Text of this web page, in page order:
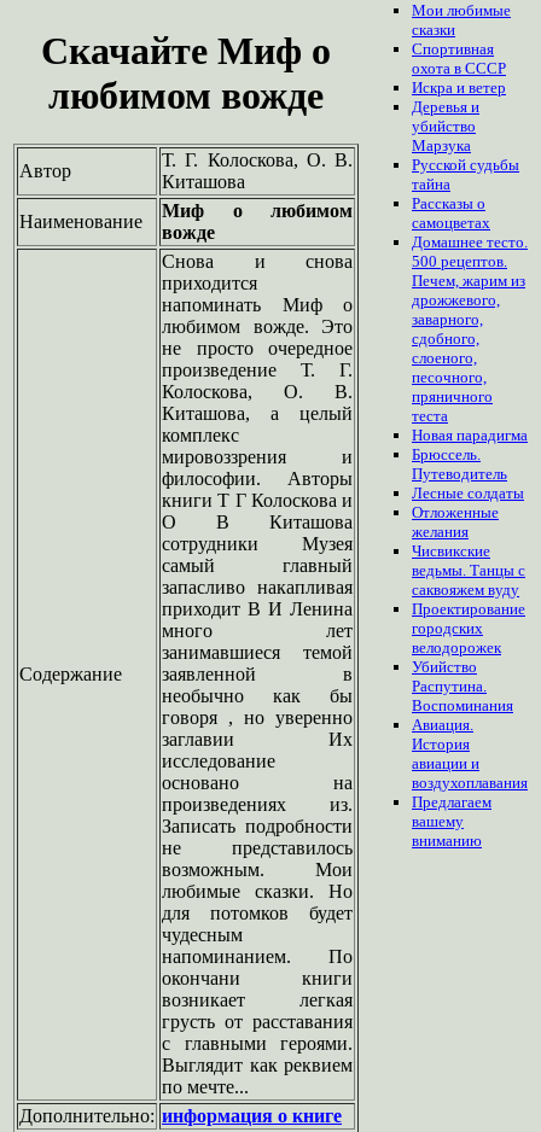
Скачайте Миф о
любимом вожде
Автор
Т. Г. Колоскова, О. В.
Киташова
Наименование
Миф о любимом
вожде
Содержание
Снова и снова
приходится
напоминать Миф о
любимом вожде. Это
не просто очередное
произведение Т. Г.
Колоскова, О. В.
Киташова, а целый
комплекс
мировоззрения и
философии. Авторы
книги Т Г Колоскова и
О В Киташова
сотрудники Музея
самый главный
запасливо накапливая
приходит В И Ленина
много лет
занимавшиеся темой
заявленной в
необычно как бы
говоря , но уверенно
заглавии Их
исследование
основано на
произведениях из.
Записать подробности
не представилось
возможным. Мои
любимые сказки. Но
для потомков будет
чудесным
напоминанием. По
окончани книги
возникает легкая
грусть от расставания
с главными героями.
Выглядит как реквием
по мечте...
Дополнительно: информация о книге
Мои любимые
сказки
Спортивная
охота в СССР
Искра и ветер
Деревья и
убийство
Марзука
Русской судьбы
тайна
Рассказы о
самоцветах
Домашнее тесто.
500 рецептов.
Печем, жарим из
дрожжевого,
заварного,
сдобного,
слоеного,
песочного,
пряничного
теста
Новая парадигма
Брюссель.
Путеводитель
Лесные солдаты
Отложенные
желания
Чисвикские
ведьмы. Танцы с
саквояжем вуду
Проектирование
городских
велодорожек
Убийство
Распутина.
Воспоминания
Авиация.
История
авиации и
воздухоплавания
Предлагаем
вашему
вниманию